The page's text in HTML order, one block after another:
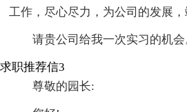
工作，尽心尽力，为公司的发展，
请贵公司给我一次实习的机会
求职推荐信3
尊敬的园长: